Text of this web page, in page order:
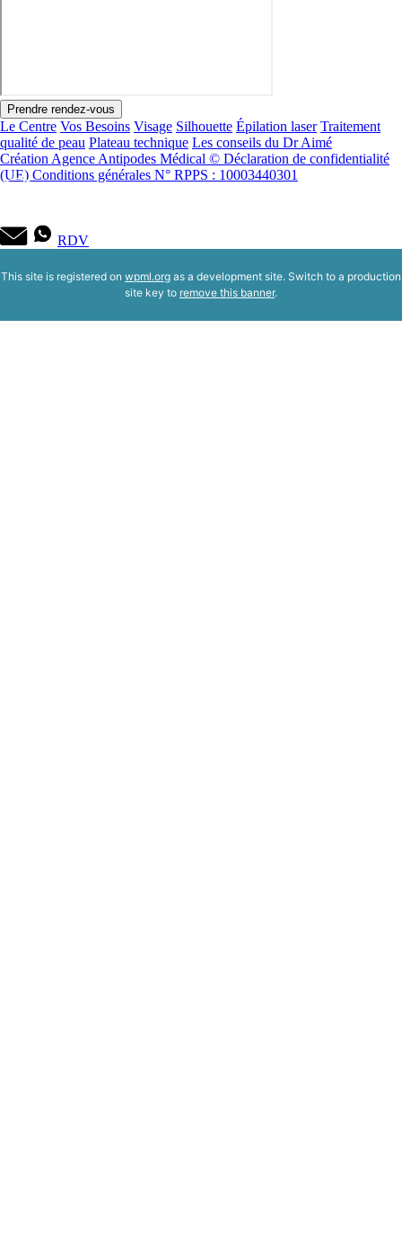
Prendre rendez-vous
Le Centre Vos Besoins Visage Silhouette Épilation laser Traitement
qualité de peau Plateau technique Les conseils du Dr Aimé
Création Agence Antipodes Médical © Déclaration de confidentialité
(UE) Conditions générales N° RPPS : 10003440301
RDV
This site is registered on wpml.org as a development site. Switch to a production
site key to remove this banner.